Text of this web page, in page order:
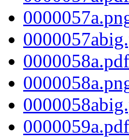
0000058a.pdf
0000059a.pdf